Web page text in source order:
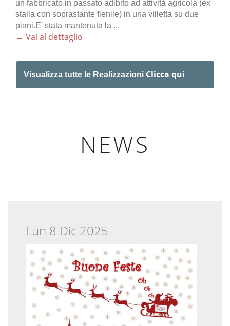
un fabbricato in passato adibito ad attività agricola (ex
stalla con soprastante fienile) in una villetta su due
piani.E' stata mantenuta la ...
→ Vai al dettaglio
Visualizza tutte le Realizzazioni Clicca qui
NEWS
Lun 8 Dic 2025